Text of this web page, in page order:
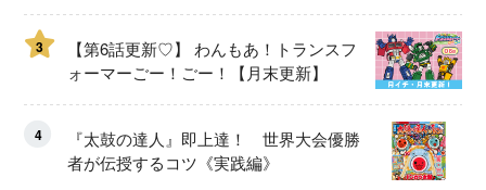
3
【第6話更新♡】 わんもあ！トランスフ
ォーマーごー！ごー！【月末更新】
4
『太鼓の達人』即上達！ 世界大会優勝
者が伝授するコツ《実践編》